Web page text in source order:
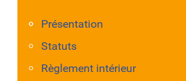
Présentation
Statuts
Règlement intérieur